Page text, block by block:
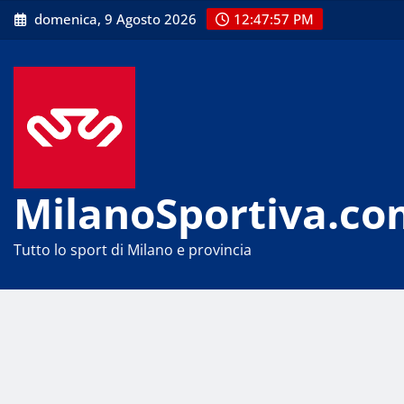
Skip
to
domenica, 9 Agosto 2026 12:47:57 PM
Tutto lo sport di Milano e provincia